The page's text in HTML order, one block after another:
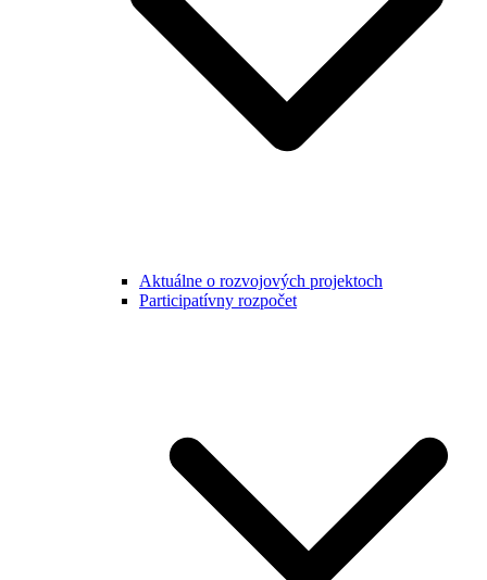
Aktuálne o rozvojových projektoch
Participatívny rozpočet